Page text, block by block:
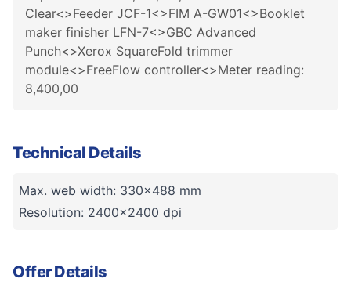
Clear<>Feeder JCF-1<>FIM A-GW01<>Booklet
maker finisher LFN-7<>GBC Advanced
Punch<>Xerox SquareFold trimmer
module<>FreeFlow controller<>Meter reading:
8,400,00
Technical Details
Max. web width: 330x488 mm
Resolution: 2400x2400 dpi
Offer Details